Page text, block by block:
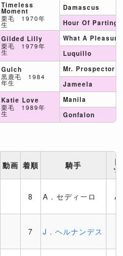
Timeless
Moment
栗毛 1970年
生
Gilded Lilly
栗毛 1979年
生
Gulch
黒鹿毛 1984
年生
Katie Love
栗毛 1989年
生
Damascus
Hour Of Parting
What A Pleasure
Luquillo
Mr. Prospector
Jameela
Manila
Gonfalon
動画 着順 騎手 ッ
8 A．セディーロ
7 J．ヘルナンデス